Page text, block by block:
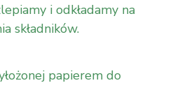
i odkładamy na
składników.
papierem do